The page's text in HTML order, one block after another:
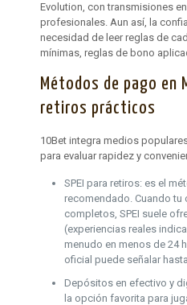
Evolution, con transmisiones
profesionales. Aun así, la
necesidad de leer reglas de
mínimas, reglas de bono
Métodos de pago en
retiros prácticos
10Bet integra medios
para evaluar rapidez y
SPEI para retiros: es el
recomendado. Cuando tu
completos, SPEI suele
(experiencias reales
menudo en menos de 24
oficial puede señalar
Depósitos en efectivo y
la opción favorita para